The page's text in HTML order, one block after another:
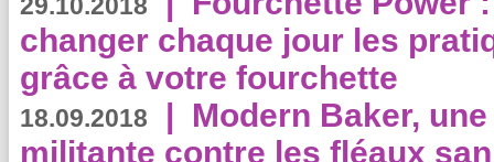
changer chaque jour les
grâce à votre fourchette
18.09.2018 | Modern Baker,
militante contre les fléaux